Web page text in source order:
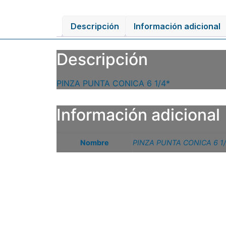
Descripción Información adicional
Descripción
PINZA PUNTA CONICA 6 1/4*
Información adicional
Nombre PINZA PUNTA CONICA 6